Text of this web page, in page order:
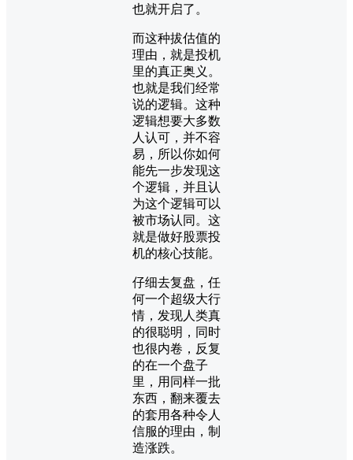
也就开启了。
而这种拔估值的
理由，就是投机
里的真正奥义。
也就是我们经常
说的逻辑。这种
逻辑想要大多数
人认可，并不容
易，所以你如何
能先一步发现这
个逻辑，并且认
为这个逻辑可以
被市场认同。这
就是做好股票投
机的核心技能。
仔细去复盘，任
何一个超级大行
情，发现人类真
的很聪明，同时
也很内卷，反复
的在一个盘子
里，用同样一批
东西，翻来覆去
的套用各种令人
信服的理由，制
造涨跌。